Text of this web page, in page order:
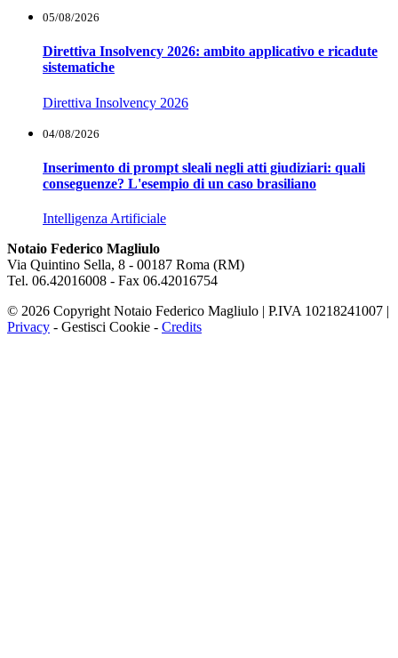
05/08/2026
Direttiva Insolvency 2026: ambito applicativo e ricadute
sistematiche
Direttiva Insolvency 2026
04/08/2026
Inserimento di prompt sleali negli atti giudiziari: quali
conseguenze? L'esempio di un caso brasiliano
Intelligenza Artificiale
Notaio Federico Magliulo
Via Quintino Sella, 8 - 00187 Roma (RM)
Tel. 06.42016008 - Fax 06.42016754
© 2026 Copyright Notaio Federico Magliulo | P.IVA 10218241007 |
Privacy - Gestisci Cookie - Credits